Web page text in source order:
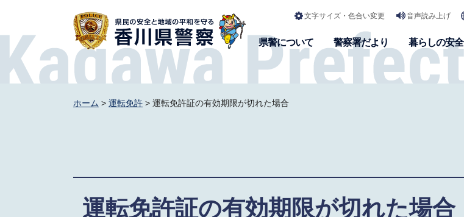
香川県警察 文字サイズ・色合い変更 音声読み上げ
県警について 警察署だより 暮らしの安全
ホーム > 運転免許 > 運転免許証の有効期限が切れた場合
運転免許証の有効期限が切れた場合